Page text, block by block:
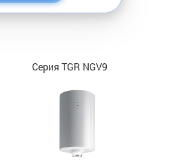
Серия TGR NGV9